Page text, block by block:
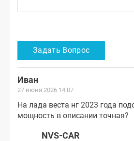
Иван
27 июня 2026 14:07
На лада веста нг 2023 года
мощность в описании точная?
NVS-CAR